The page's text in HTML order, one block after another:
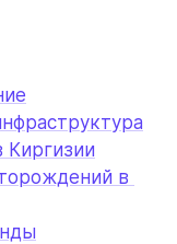
Киргизии
в